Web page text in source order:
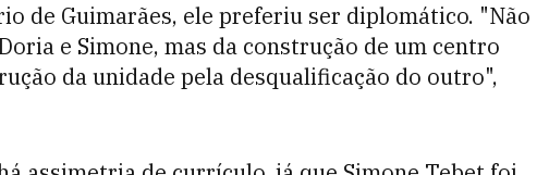
de Guimarães, ele preferiu ser diplomático. "Não
e Simone, mas da construção de um centro
da unidade pela desqualificação do outro",